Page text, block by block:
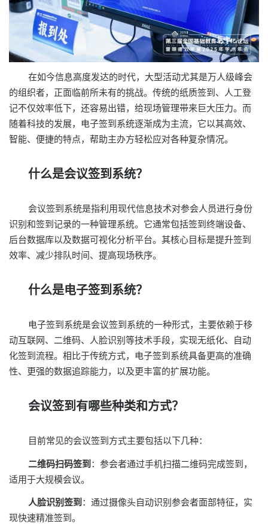
在如今信息高度发达的时代，大型活动尤其是万人级峰会
的组织者，正面临前所未有的挑战。传统的纸质签到、人工登
记不仅效率低下，还容易出错，给现场管理带来巨大压力。而
随着科技的发展，电子签到系统逐渐成为主流，它以其高效、
智能、便捷的特点，帮助主办方轻松应对各种复杂情况。
什么是会议签到系统？
会议签到系统是指利用现代信息技术对参会人员进行身份
识别和签到记录的一种管理系统。它通常包括签到终端设备、
后台数据库以及数据可视化分析平台。其核心目标是提升签到
效率、减少排队时间、提高现场秩序。
什么是电子签到系统？
电子签到系统是会议签到系统的一种形式，主要依赖于移
动互联网、二维码、人脸识别等技术手段，实现无纸化、自动
化签到流程。相比于传统方式，电子签到系统具备更高的准确
性、更强的数据追踪能力，以及更丰富的扩展功能。
会议签到有哪些种类和方式？
目前常见的会议签到方式主要包括以下几种：
二维码扫码签到 ：参会者通过手机扫描二维码完成签到，
适用于大规模会议。
人脸识别签到 ：通过摄像头自动识别参会者面部特征，实
现快速精准签到。